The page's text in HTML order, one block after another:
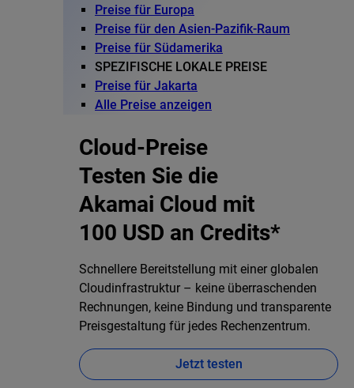
Preise für Europa
Preise für den Asien-Pazifik-Raum
Preise für Südamerika
SPEZIFISCHE LOKALE PREISE
Preise für Jakarta
Alle Preise anzeigen
Cloud-Preise
Testen Sie die
Akamai Cloud mit
100 USD an Credits*
Schnellere Bereitstellung mit einer globalen
Cloudinfrastruktur – keine überraschenden
Rechnungen, keine Bindung und transparente
Preisgestaltung für jedes Rechenzentrum.
Jetzt testen